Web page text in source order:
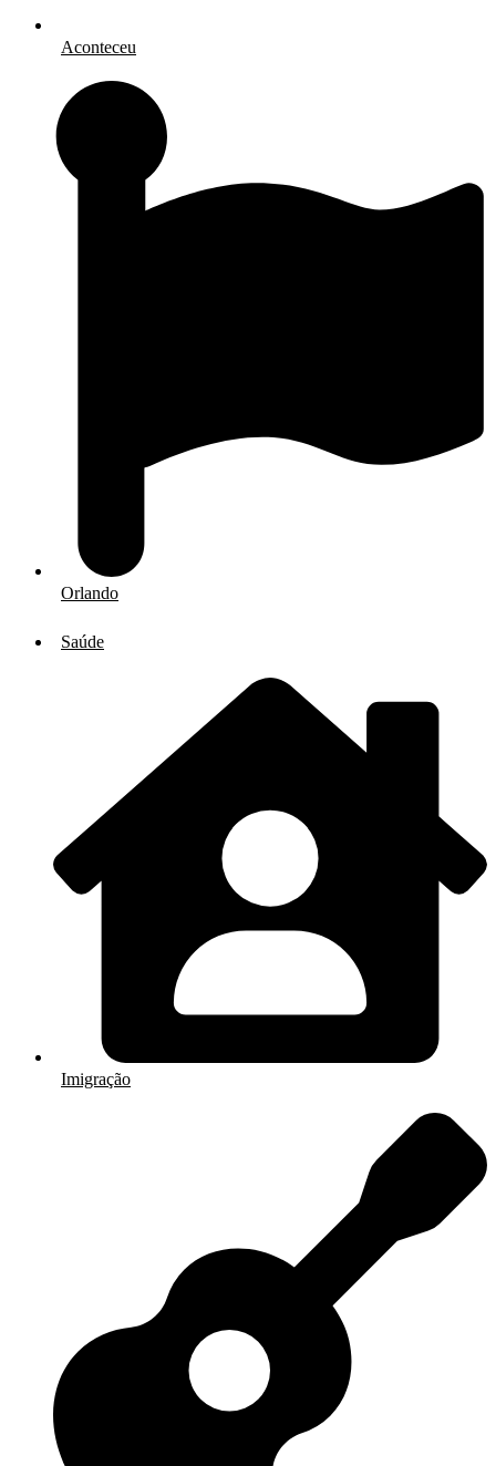
Aconteceu
Orlando
Saúde
Imigração